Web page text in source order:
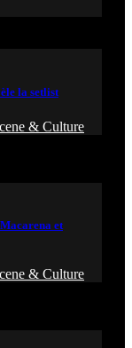
la setlist
& Culture
et
& Culture